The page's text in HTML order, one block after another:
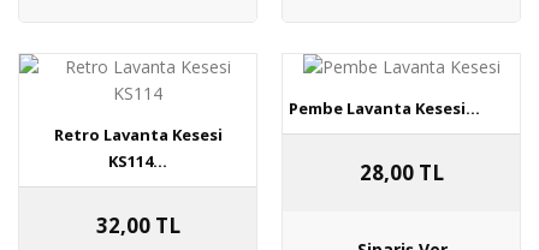
Retro Lavanta Kesesi
KS114...
32,00 TL
Pembe Lavanta Kesesi...
28,00 TL